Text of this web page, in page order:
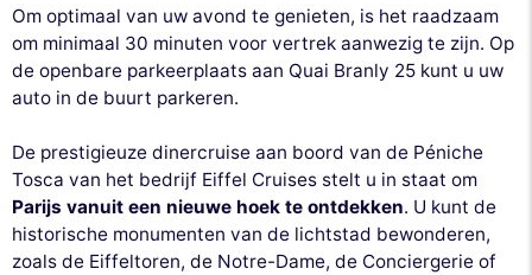
Om optimaal van uw avond te genieten, is het raadzaam
om minimaal 30 minuten voor vertrek aanwezig te zijn. Op
de openbare parkeerplaats aan Quai Branly 25 kunt u uw
auto in de buurt parkeren.
De prestigieuze dinercruise aan boord van de Péniche
Tosca van het bedrijf Eiffel Cruises stelt u in staat om
Parijs vanuit een nieuwe hoek te ontdekken. U kunt de
historische monumenten van de lichtstad bewonderen,
zoals de Eiffeltoren, de Notre-Dame, de Conciergerie of